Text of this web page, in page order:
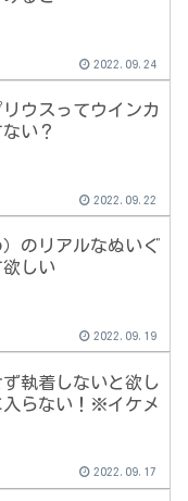
2022.09.24
ウスってウインカ
い？
2022.09.22
のリアルなぬいぐ
しい
2022.09.19
ず執着しないと欲し
入らない！※イケメ
2022.09.17